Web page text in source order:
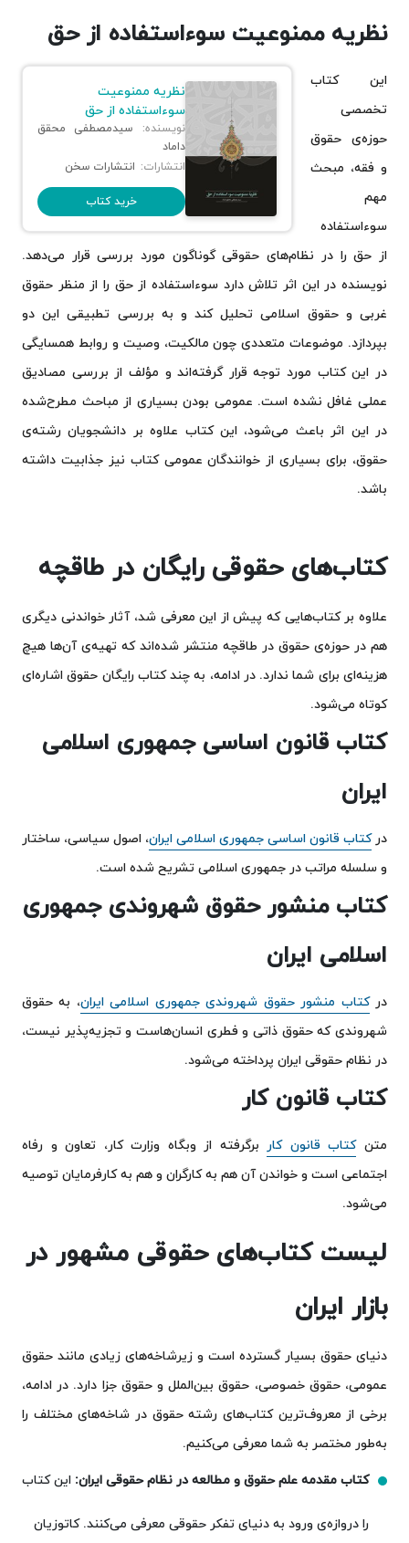
نظریه ممنوعیت سوءاستفاده از حق
نظریه ممنوعیت
سوءاستفاده از حق
نویسنده: سیدمصطفی محقق
داماد
انتشارات: انتشارات سخن
خرید کتاب
این کتاب
تخصصی
حوزه‌ی حقوق
و فقه، مبحث
مهم
سوءاستفاده
از حق را در نظام‌های حقوقی گوناگون مورد بررسی قرار می‌دهد.
نویسنده در این اثر تلاش دارد سوءاستفاده از حق را از منظر حقوق
غربی و حقوق اسلامی تحلیل کند و به بررسی تطبیقی این دو
بپردازد. موضوعات متعددی چون مالکیت، وصیت و روابط همسایگی
در این کتاب مورد توجه قرار گرفته‌اند و مؤلف از بررسی مصادیق
عملی غافل نشده است. عمومی بودن بسیاری از مباحث مطرح‌شده
در این اثر باعث می‌شود، این کتاب علاوه بر دانشجویان رشته‌ی
حقوق، برای بسیاری از خوانندگان عمومی کتاب نیز جذابیت داشته
باشد.
کتاب‌های حقوقی رایگان در طاقچه
علاوه بر کتاب‌هایی که پیش از این معرفی شد، آثار خواندنی دیگری
هم در حوزه‌ی حقوق در طاقچه منتشر شده‌اند که تهیه‌ی آن‌ها هیچ
هزینه‌ای برای شما ندارد. در ادامه، به چند کتاب رایگان حقوق اشاره‌ای
کوتاه می‌شود.
کتاب قانون اساسی جمهوری اسلامی
ایران
درکتاب قانون اساسی جمهوری اسلامی ایران، اصول سیاسی، ساختار
و سلسله مراتب در جمهوری اسلامی تشریح شده است.
کتاب منشور حقوق شهروندی جمهوری
اسلامی ایران
درکتاب منشور حقوق شهروندی جمهوری اسلامی ایران، به حقوق
شهروندی که حقوق ذاتی و فطری انسان‌هاست و تجزیه‌پذیر نیست،
در نظام حقوقی ایران پرداخته می‌شود.
کتاب قانون کار
متنکتاب قانون کاربرگرفته از وبگاه وزارت کار، تعاون و رفاه
اجتماعی است و خواندن آن هم به کارگران و هم به کارفرمایان توصیه
می‌شود.
لیست کتاب‌های حقوقی مشهور در
بازار ایران
دنیای حقوق بسیار گسترده است و زیرشاخه‌های زیادی مانند حقوق
عمومی، حقوق خصوصی، حقوق بین‌الملل و حقوق جزا دارد. در ادامه،
برخی از معروف‌ترین کتاب‌های رشته حقوق در شاخه‌های مختلف را
به‌طور مختصر به شما معرفی می‌کنیم.
کتاب مقدمه علم حقوق و مطالعه در نظام حقوقی ایران: این کتاب
را دروازه‌ی ورود به دنیای تفکر حقوقی معرفی می‌کنند. کاتوزیان